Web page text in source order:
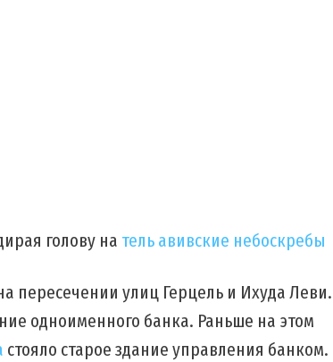
голову на тель авивские небоскребы
пересечении улиц Герцель и Ихуда
одноименного банка. Раньше на этом
стояло старое здание управления банком.